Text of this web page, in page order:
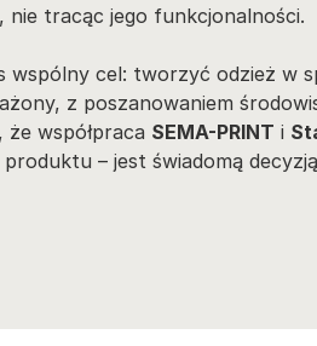
nie tracąc jego funkcjonalności.
wspólny cel: tworzyć odzież w
z poszanowaniem
że współpraca SEMA-PRINT i
– jest świadomą